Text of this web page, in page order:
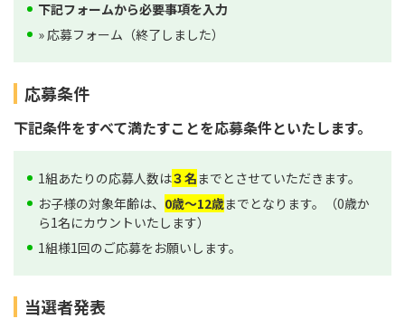
下記フォームから必要事項を入力
» 応募フォーム（終了しました）
応募条件
下記条件をすべて満たすことを応募条件といたします。
1組あたりの応募人数は３名までとさせていただきます。
お子様の対象年齢は、 0歳～12歳までとなります。（0歳か
ら1名にカウントいたします）
1組様1回のご応募をお願いします。
当選者発表